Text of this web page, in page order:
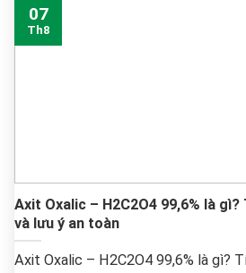
Axit Oxalic – H2C2O4 99,6% là
và lưu ý an toàn
Axit Oxalic – H2C2O4 99,6% là gì?
07
Th8